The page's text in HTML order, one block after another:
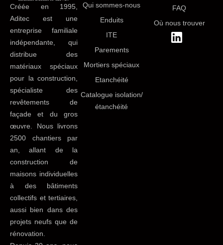
Créée en 1995,
Aditec est une
entreprise familiale
indépendante, qui
distribue des
matériaux spéciaux
pour la construction,
spécialiste des
revêtements de
façade et du gros
œuvre. Nous livrons
2500 chantiers par
an, allant de la
construction de
maisons individuelles
à des bâtiments
collectifs et tertiaires,
aussi bien dans des
projets neufs que de
rénovation.
Qui sommes-nous
Enduits
ITE
Parements
Mortiers spéciaux
Etanchéité
Catalogue isolation/
étanchéité
FAQ
Où nous trouver